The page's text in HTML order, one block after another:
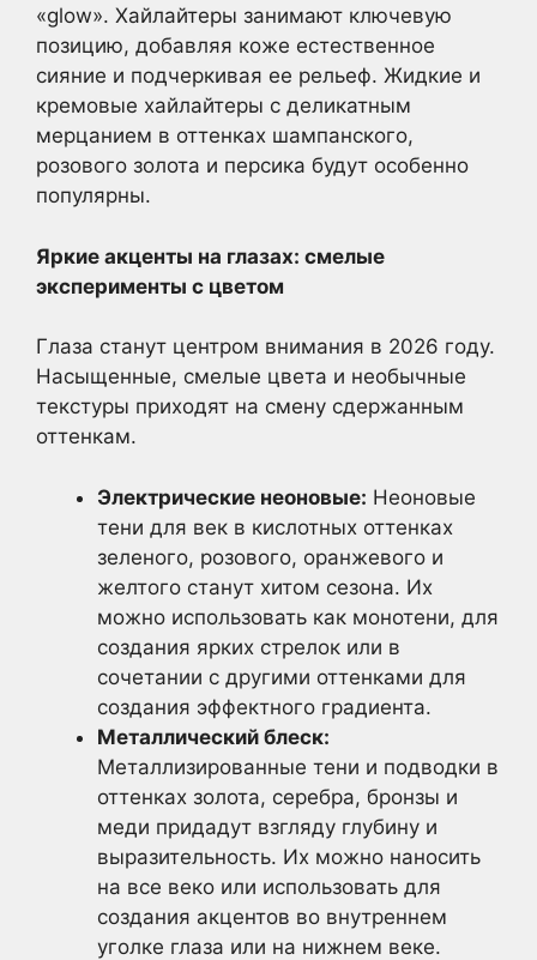
«glow». Хайлайтеры занимают ключевую
позицию, добавляя коже естественное
сияние и подчеркивая ее рельеф. Жидкие и
кремовые хайлайтеры с деликатным
мерцанием в оттенках шампанского,
розового золота и персика будут особенно
популярны.
Яркие акценты на глазах: смелые
эксперименты с цветом
Глаза станут центром внимания в 2026 году.
Насыщенные, смелые цвета и необычные
текстуры приходят на смену сдержанным
оттенкам.
Электрические неоновые: Неоновые
тени для век в кислотных оттенках
зеленого, розового, оранжевого и
желтого станут хитом сезона. Их
можно использовать как монотени, для
создания ярких стрелок или в
сочетании с другими оттенками для
создания эффектного градиента.
Металлический блеск:
Металлизированные тени и подводки в
оттенках золота, серебра, бронзы и
меди придадут взгляду глубину и
выразительность. Их можно наносить
на все веко или использовать для
создания акцентов во внутреннем
уголке глаза или на нижнем веке.